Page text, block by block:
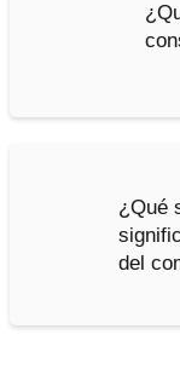
¿Qué
del